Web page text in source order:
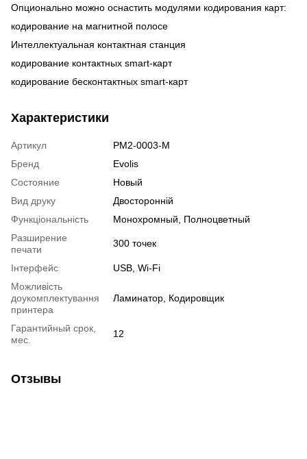
Опционально можно оснастить модулями кодирования карт:
кодирование на магнитной полосе
Интеллектуальная контактная станция
кодирование контактных smart-карт
кодирование бесконтактных smart-карт
Характеристики
Артикул
PM2-0003-M
Бренд
Evolis
Состояние
Новый
Вид друку
Двосторонній
Функціональність
Монохромный, Полноцветный
Разширение
печати
300 точек
Інтерфейс
USB, Wi-Fi
Можливість
доукомплектування
принтера
Ламинатор, Кодировщик
Гарантийный срок,
мес.
12
Отзывы